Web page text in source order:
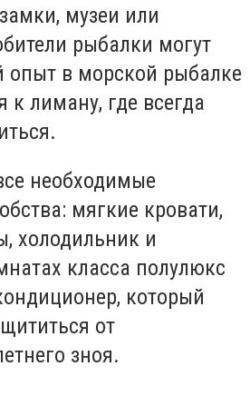
музеи или
рыбалки могут
опыт в морской рыбалке
к лиману, где всегда
необходимые
мягкие кровати,
холодильник и
класса полулюкс
который
от
зноя.